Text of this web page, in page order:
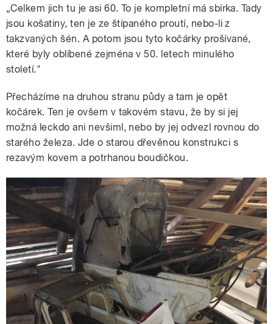
„Celkem jich tu je asi 60. To je kompletní má sbírka. Tady
jsou košatiny, ten je ze štípaného proutí, nebo-li z
takzvaných šén. A potom jsou tyto kočárky prošívané,
které byly oblíbené zejména v 50. letech minulého
století."
Přecházíme na druhou stranu půdy a tam je opět
kočárek. Ten je ovšem v takovém stavu, že by si jej
možná leckdo ani nevšiml, nebo by jej odvezl rovnou do
starého železa. Jde o starou dřevěnou konstrukci s
rezavým kovem a potrhanou boudičkou.